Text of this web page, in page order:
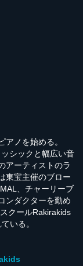
ノを始める。
シックと幅広い音
アーティストのラ
東宝主催のブロー
、チャーリーブ
ンダクターを勤め
クールRakirakids
いる。